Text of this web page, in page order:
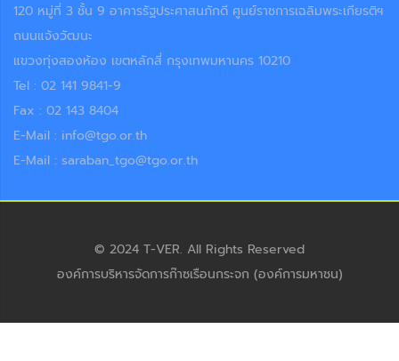
120 หมู่ที่ 3 ชั้น 9 อาคารรัฐประศาสนภักดี ศูนย์ราชการเฉลิมพระเกียรติฯ
ถนนแจ้งวัฒนะ
แขวงทุ่งสองห้อง เขตหลักสี่ กรุงเทพมหานคร 10210
Tel : 02 141 9841-9
Fax : 02 143 8404
E-Mail : info@tgo.or.th
E-Mail : saraban_tgo@tgo.or.th
© 2024 T-VER. All Rights Reserved
องค์การบริหารจัดการก๊าซเรือนกระจก (องค์การมหาชน)